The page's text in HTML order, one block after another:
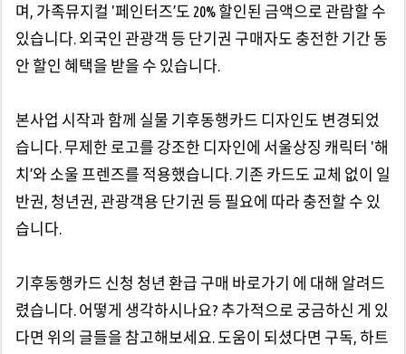
며, 가족뮤지컬 '페인터즈’도 20% 할인된 금액으로 관람할 수
있습니다. 외국인 관광객 등 단기권 구매자도 충전한 기간 동
안 할인 혜택을 받을 수 있습니다.
본사업 시작과 함께 실물 기후동행카드 디자인도 변경되었
습니다. 무제한 로고를 강조한 디자인에 서울상징 캐릭터 '해
치’와 소울 프렌즈를 적용했습니다. 기존 카드도 교체 없이 일
반권, 청년권, 관광객용 단기권 등 필요에 따라 충전할 수 있
습니다.
기후동행카드 신청 청년 환급 구매 바로가기 에 대해 알려드
렸습니다. 어떻게 생각하시나요? 추가적으로 궁금하신 게 있
다면 위의 글들을 참고해보세요. 도움이 되셨다면 구독, 하트